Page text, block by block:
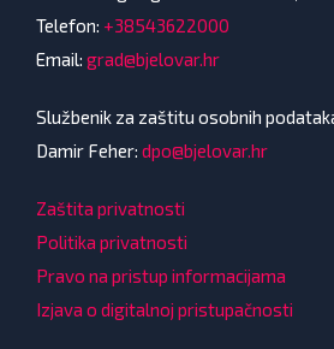
Telefon: +38543622000
Email: grad@bjelovar.hr
Službenik za zaštitu osobnih
Damir Feher: dpo@bjelovar.hr
Zaštita privatnosti
Politika privatnosti
Pravo na pristup informacijama
Izjava o digitalnoj pristupačnosti